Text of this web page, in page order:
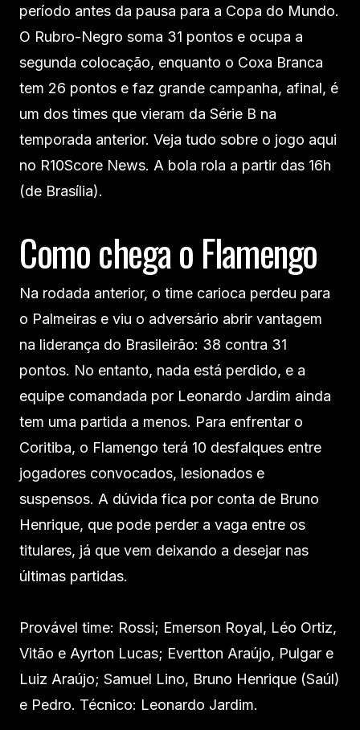
período antes da pausa para a Copa do Mundo.
O Rubro-Negro soma 31 pontos e ocupa a
segunda colocação, enquanto o Coxa Branca
tem 26 pontos e faz grande campanha, afinal, é
um dos times que vieram da Série B na
temporada anterior. Veja tudo sobre o jogo aqui
no R10Score News. A bola rola a partir das 16h
(de Brasília).
Como chega o Flamengo
Na rodada anterior, o time carioca perdeu para
o Palmeiras e viu o adversário abrir vantagem
na liderança do Brasileirão: 38 contra 31
pontos. No entanto, nada está perdido, e a
equipe comandada por Leonardo Jardim ainda
tem uma partida a menos. Para enfrentar o
Coritiba, o Flamengo terá 10 desfalques entre
jogadores convocados, lesionados e
suspensos. A dúvida fica por conta de Bruno
Henrique, que pode perder a vaga entre os
titulares, já que vem deixando a desejar nas
últimas partidas.
Provável time: Rossi; Emerson Royal, Léo Ortiz,
Vitão e Ayrton Lucas; Evertton Araújo, Pulgar e
Luiz Araújo; Samuel Lino, Bruno Henrique (Saúl)
e Pedro. Técnico: Leonardo Jardim.